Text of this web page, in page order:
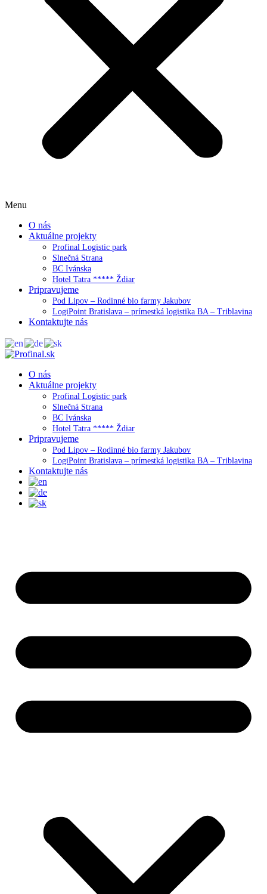
Menu
O nás
Aktuálne projekty
Profinal Logistic park
Slnečná Strana
BC Ivánska
Hotel Tatra ***** Ždiar
Pripravujeme
Pod Lipov – Rodinné bio farmy Jakubov
LogiPoint Bratislava – prímestká logistika BA – Triblavina
Kontaktujte nás
O nás
Aktuálne projekty
Profinal Logistic park
Slnečná Strana
BC Ivánska
Hotel Tatra ***** Ždiar
Pripravujeme
Pod Lipov – Rodinné bio farmy Jakubov
LogiPoint Bratislava – prímestká logistika BA – Triblavina
Kontaktujte nás